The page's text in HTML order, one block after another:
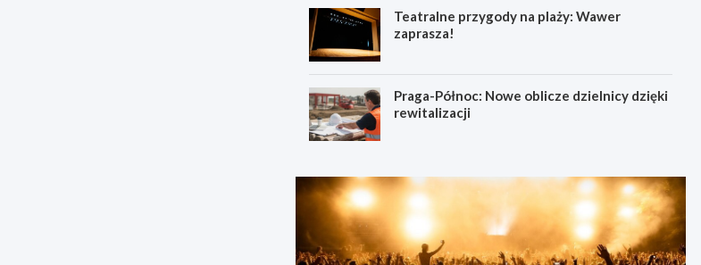
Teatralne przygody na plaży: Wawer
zaprasza!
Praga-Północ: Nowe oblicze dzielnicy dzięki
rewitalizacji